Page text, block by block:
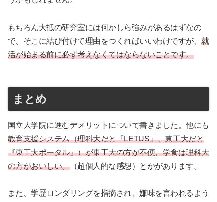
もちろん大抵の研究室には何かしら強みがあるはずなの
で、そこに結び付けて理由をつくればいいわけですが、 就
活が始まる前に必ず考えなくてはならないことです。
まとめ
国立大学院に進むデメリットについて書きました。他にも
教育支援システム（理科大だと『LETUS』、東工大だと
『東工大ポータル』）が東工大の方が不便。学食は理科大
の方がおいしい。 （超個人的な感想）とかがあります。
また、学歴ロンダリングを指摘され、嫌味を言われるよう